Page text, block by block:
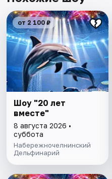
от 2 100 ₽
Шоу "20 лет
вместе"
8 августа 2026 •
суббота
Набережночелнинский
Дельфинарий